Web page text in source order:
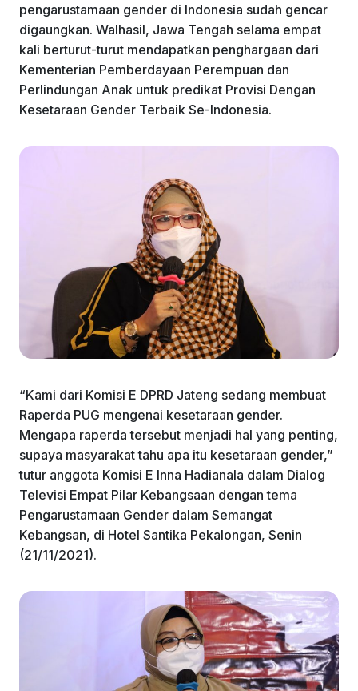
pengarustamaan gender di Indonesia sudah gencar
digaungkan. Walhasil, Jawa Tengah selama empat
kali berturut-turut mendapatkan penghargaan dari
Kementerian Pemberdayaan Perempuan dan
Perlindungan Anak untuk predikat Provisi Dengan
Kesetaraan Gender Terbaik Se-Indonesia.
“Kami dari Komisi E DPRD Jateng sedang membuat
Raperda PUG mengenai kesetaraan gender.
Mengapa raperda tersebut menjadi hal yang penting,
supaya masyarakat tahu apa itu kesetaraan gender,”
tutur anggota Komisi E Inna Hadianala dalam Dialog
Televisi Empat Pilar Kebangsaan dengan tema
Pengarustamaan Gender dalam Semangat
Kebangsan, di Hotel Santika Pekalongan, Senin
(21/11/2021).